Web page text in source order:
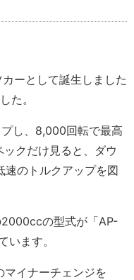
ーとして誕生しました
た。
し、8,000回転で最高
クだけ見ると、ダウ
速のトルクアップを図
の型式が「AP-
ます。
イナーチェンジを